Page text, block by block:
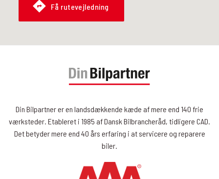
Få rutevejledning
Din Bilpartner er en landsdækkende kæde af mere end 140 frie
værksteder. Etableret i 1985 af Dansk Bilbrancheråd, tidligere CAD.
Det betyder mere end 40 års erfaring i at servicere og reparere
biler.